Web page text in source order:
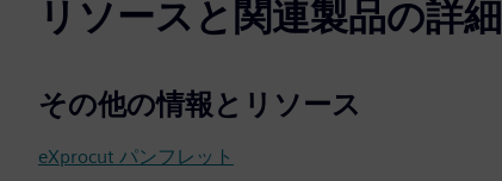
リソースと関連製品の詳細
その他の情報とリソース
eXprocut パンフレット